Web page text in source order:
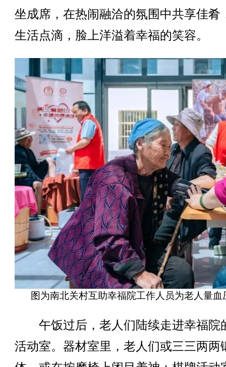
坐成席，在热闹融洽的氛围中共享佳肴
生活点滴，脸上洋溢着幸福的笑容。
图为南北关村互助幸福院工作人员为老人量血
午饭过后，老人们陆续走进幸福院
活动室。器材室里，老人们或三三两两